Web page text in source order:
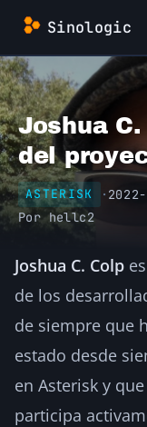
Saltar
contenido
Sinologic
Joshua
del
ASTERISK ·
Porhellc2
Joshua C. Colp
de los
de siempre que
estado desde
en Asterisk y que
participa